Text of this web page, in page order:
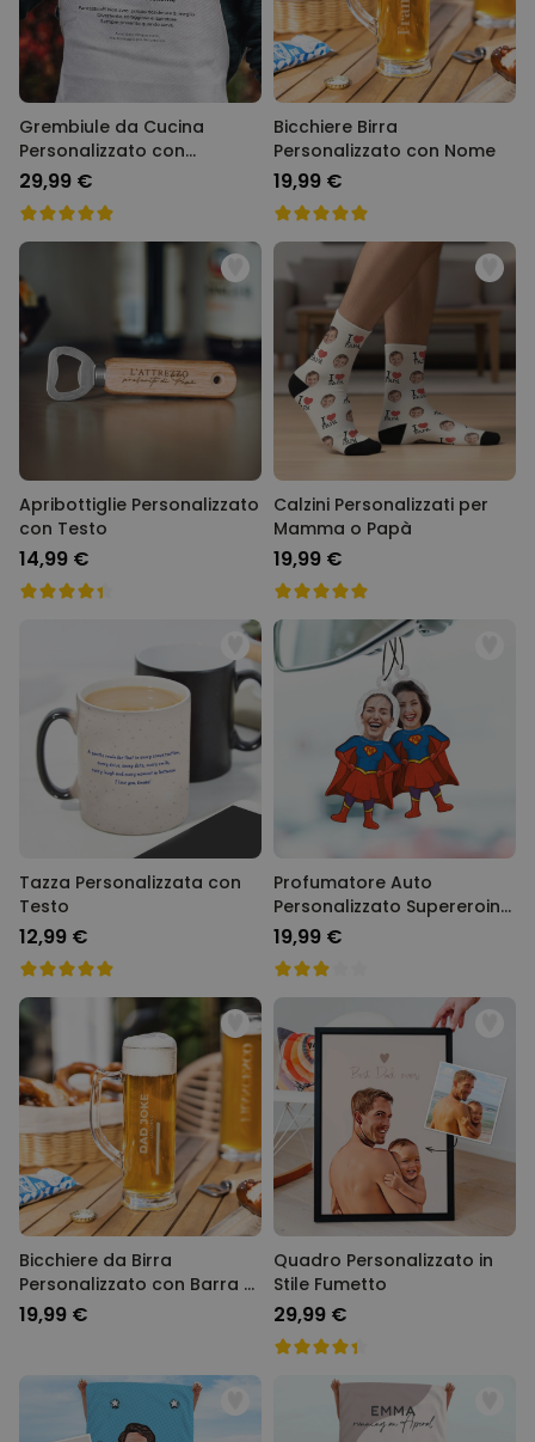
Grembiule da Cucina
Personalizzato con
Recensione
29,99 €
Bicchiere Birra
Personalizzato con Nome
19,99 €
Apribottiglie Personalizzato
con Testo
14,99 €
Calzini Personalizzati per
Mamma o Papà
19,99 €
Tazza Personalizzata con
Testo
12,99 €
Profumatore Auto
Personalizzato Supereroina
con Faccia Set da 2
19,99 €
Bicchiere da Birra
Personalizzato con Barra di
Caricamento
19,99 €
Quadro Personalizzato in
Stile Fumetto
29,99 €